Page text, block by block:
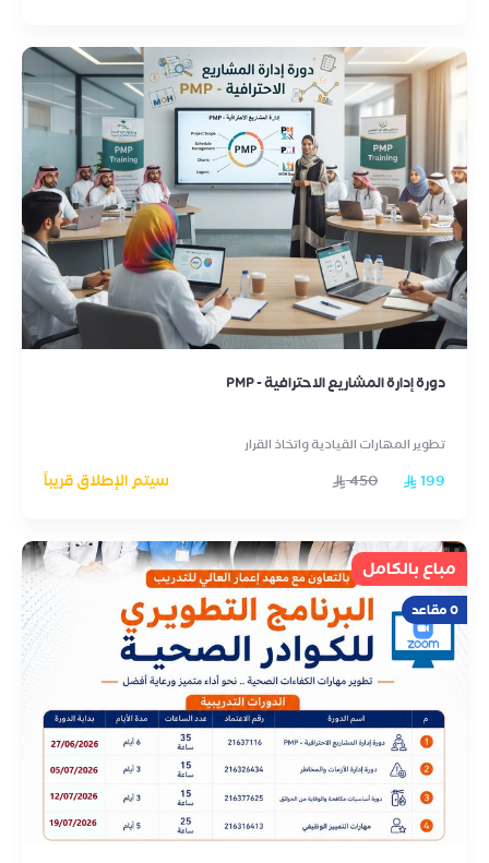
دورة إدارة المشاريع الاحترافية - PMP
تطوير المهارات القيادية واتخاذ القرار
199
450 سيتم الإطلاق قريباً
مباع بالكامل
0 مقاعد